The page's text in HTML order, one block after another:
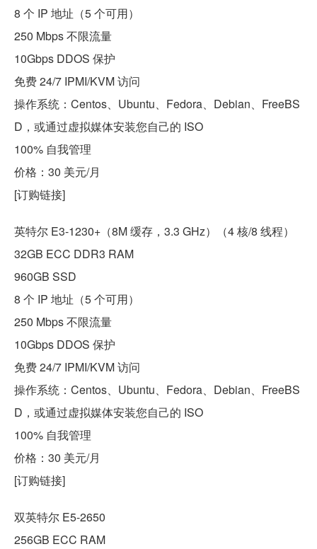
8 个 IP 地址（5 个可用）
250 Mbps 不限流量
10Gbps DDOS 保护
免费 24/7 IPMI/KVM 访问
操作系统：Centos、Ubuntu、Fedora、Debian、FreeBS
D，或通过虚拟媒体安装您自己的 ISO
100% 自我管理
价格：30 美元/月
[订购链接]
英特尔 E3-1230+（8M 缓存，3.3 GHz）（4 核/8 线程）
32GB ECC DDR3 RAM
960GB SSD
8 个 IP 地址（5 个可用）
250 Mbps 不限流量
10Gbps DDOS 保护
免费 24/7 IPMI/KVM 访问
操作系统：Centos、Ubuntu、Fedora、Debian、FreeBS
D，或通过虚拟媒体安装您自己的 ISO
100% 自我管理
价格：30 美元/月
[订购链接]
双英特尔 E5-2650
256GB ECC RAM